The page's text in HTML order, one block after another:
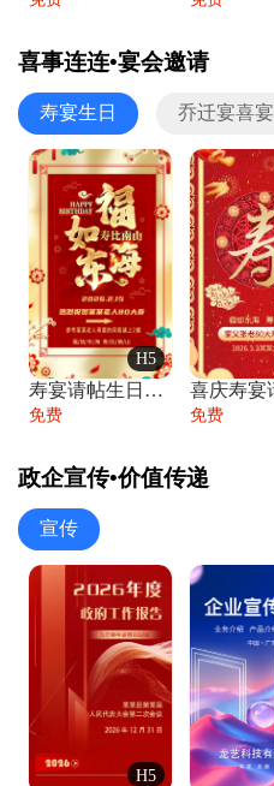
喜事连连•宴会邀请
寿宴生日 乔迁宴喜宴
H5
寿宴请帖生日宴邀请函老人寿星生日快乐祝寿
免费 免费
政企宣传•价值传递
宣传
H5